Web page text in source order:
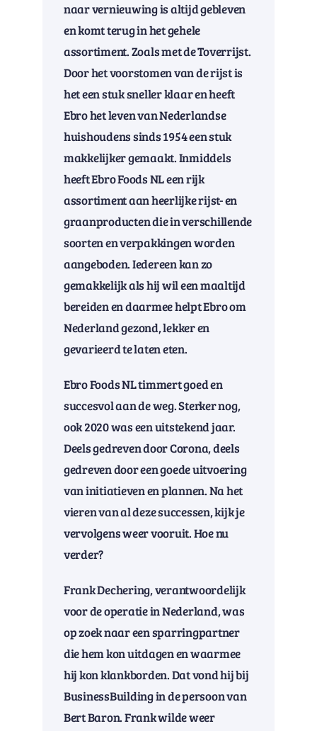
naar vernieuwing is altijd gebleven
en komt terug in het gehele
assortiment. Zoals met de Toverrijst.
Door het voorstomen van de rijst is
het een stuk sneller klaar en heeft
Ebro het leven van Nederlandse
huishoudens sinds 1954 een stuk
makkelijker gemaakt. Inmiddels
heeft Ebro Foods NL een rijk
assortiment aan heerlijke rijst- en
graanproducten die in verschillende
soorten en verpakkingen worden
aangeboden. Iedereen kan zo
gemakkelijk als hij wil een maaltijd
bereiden en daarmee helpt Ebro om
Nederland gezond, lekker en
gevarieerd te laten eten.
Ebro Foods NL timmert goed en
succesvol aan de weg. Sterker nog,
ook 2020 was een uitstekend jaar.
Deels gedreven door Corona, deels
gedreven door een goede uitvoering
van initiatieven en plannen. Na het
vieren van al deze successen, kijk je
vervolgens weer vooruit. Hoe nu
verder?
Frank Dechering, verantwoordelijk
voor de operatie in Nederland, was
op zoek naar een sparringpartner
die hem kon uitdagen en waarmee
hij kon klankborden. Dat vond hij bij
BusinessBuilding in de persoon van
Bert Baron. Frank wilde weer